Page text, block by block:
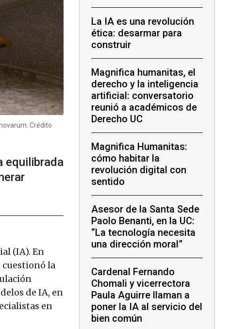
Crédito
equilibrada
(IA). En
cuestionó la
de IA, en
en
La IA es una revolución
ética: desarmar para
construir
Magnifica humanitas, el
derecho y la inteligencia
artificial: conversatorio
reunió a académicos de
Derecho UC
Magnifica Humanitas:
cómo habitar la
revolución digital con
sentido
Asesor de la Santa Sede
Paolo Benanti, en la UC:
“La tecnología necesita
una dirección moral”
Cardenal Fernando
Chomali y vicerrectora
Paula Aguirre llaman a
poner la IA al servicio del
bien común